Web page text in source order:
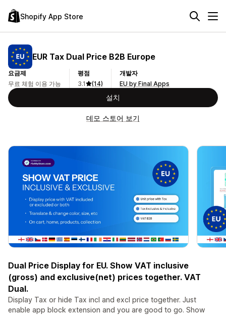
Shopify App Store
EUR Tax Dual Price B2B Europe
요금제
무료 체험 이용 가능
평점
3.1
(14)
개발자
EU by Final Apps
설치
데모 스토어 보기
Dual Price Display for EU. Show VAT inclusive
(gross) and exclusive(net) prices together. VAT
Dual.
Display Tax or hide Tax incl and excl price together. Just
enable app block extension and you are good to go. Show